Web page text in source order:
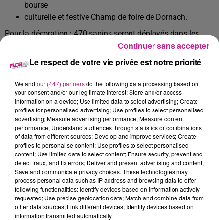
bourse
culturelle et festive Champ de foire de Dornach.
Pour la décoration : 470 sapins seront déployés dans les
rues ainsi que 20 km de guirlande lumineuse , 120 bouleaux
seront illuminés. Déploiement aussi de 11 km d’étoffe car LA
spécificité du marché mulhousien c’est la traditionnelle
étoffe de Noël. Chargée de décorer la ville, cette étoffe a
cette année les couleurs du Japon et s'intitule "Haïku de
Noël", c'est-à dire poésie de Noël .
Le marché de Noël de Mulhouse se tiendra du 24 novembre
au 27 décembre.
A Strasbourg :
Après une année sans chalets en 2020, la municipalité a
annoncé un retour à une forme plus classique de
l'événement avec donc des chalets. Ces chalets ne seront
pas moins nombreux puisqu’il y en aura 314 en tout mais ils
seront répartis de manière différente dans la ville afin d'offrir
Le respect de votre vie privée est notre priorité
We and our (447) partnersdo the following data processing based on
your consent and/or our legitimate interest: Store and/or access
information on a device; Use limited data to select advertising; Create
profiles for personalised advertising; Use profiles to select personalised
advertising; Measure advertising performance; Measure content
performance; Understand audiences through statistics or combinations
of data from different sources; Develop and improve services; Create
profiles to personalise content; Use profiles to select personalised
content; Use limited data to select content; Ensure security, prevent and
detect fraud, and fix errors; Deliver and present advertising and content;
Save and communicate privacy choices. These technologies may
process personal data such as IP address and browsing data to offer
following functionalities: Identify devices based on information actively
requested; Use precise geolocation data; Match and combine data from
other data sources; Link different devices; Identify devices based on
information transmitted automatically.
Continuer sans accepter